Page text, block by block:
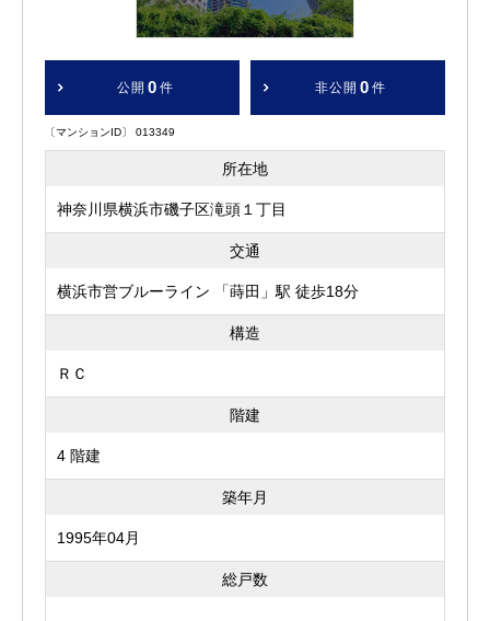
公開 0 件 非公開 0 件
〔マンションID〕 013349
所在地
神奈川県横浜市磯子区滝頭１丁目
交通
横浜市営ブルーライン 「蒔田」駅 徒歩18分
構造
ＲＣ
階建
4 階建
築年月
1995年04月
総戸数